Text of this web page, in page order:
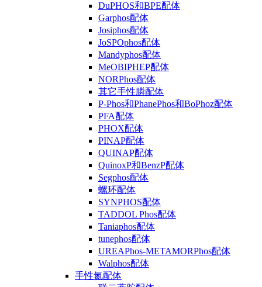
DuPHOS和BPE配体
Garphos配体
Josiphos配体
JoSPOphos配体
Mandyphos配体
MeOBIPHEP配体
NORPhos配体
其它手性膦配体
P-Phos和PhanePhos和BoPhoz配体
PFA配体
PHOX配体
PINAP配体
QUINAP配体
QuinoxP和BenzP配体
Segphos配体
螺环配体
SYNPHOS配体
TADDOL Phos配体
Taniaphos配体
tunephos配体
UREAPhos-METAMORPhos配体
Walphos配体
手性氮配体